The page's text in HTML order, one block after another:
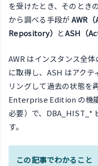
を受けたとき、そのとき
から調べる手段がAWR
Repository） とASH（
AWR はインスタンス全
に取得し、ASH はアク
リングして過去の状態を
Enterprise Edition の機
必要）で、DBA_HIST_*
す。
この記事でわかること